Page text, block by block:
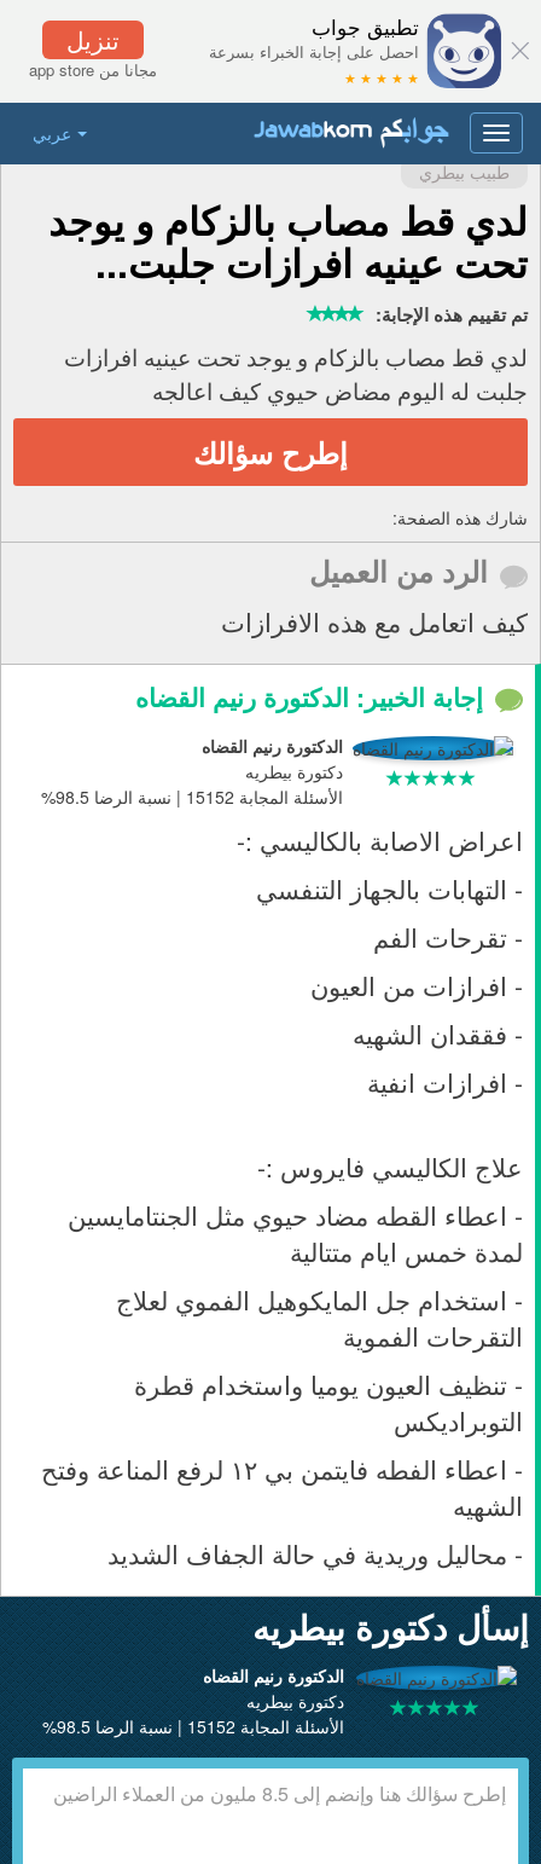
تنزيل
مجانا من app store
تطبيق جواب
احصل على إجابة الخبراء بسرعة
★ ★ ★ ★ ★
عربي
Toggle
navigation
طبيب بيطري
لدي قط مصاب بالزكام و يوجد
تحت عينيه افرازات جلبت...
تم تقييم هذه الإجابة:
لدي قط مصاب بالزكام و يوجد تحت عينيه افرازات
جلبت له اليوم مضاض حيوي كيف اعالجه
إطرح سؤالك
شارك هذه الصفحة:
الرد من العميل
كيف اتعامل مع هذه الافرازات
إجابة الخبير: الدكتورة رنيم القضاه
الدكتورة رنيم القضاه
دكتورة بيطريه
الأسئلة المجابة 15152 | نسبة الرضا 98.5%
اعراض الاصابة بالكاليسي :-
- التهابات بالجهاز التنفسي
- تقرحات الفم
- افرازات من العيون
- فققدان الشهيه
- افرازات انفية
علاج الكاليسي فايروس :-
- اعطاء القطه مضاد حيوي مثل الجنتامايسين
لمدة خمس ايام متتالية
- استخدام جل المايكوهيل الفموي لعلاج
التقرحات الفموية
- تنظيف العيون يوميا واستخدام قطرة
التوبراديكس
- اعطاء الفطه فايتمن بي ١٢ لرفع المناعة وفتح
الشهيه
- محاليل وريدية في حالة الجفاف الشديد
إسأل دكتورة بيطريه
الدكتورة رنيم القضاه
دكتورة بيطريه
الأسئلة المجابة 15152 | نسبة الرضا 98.5%